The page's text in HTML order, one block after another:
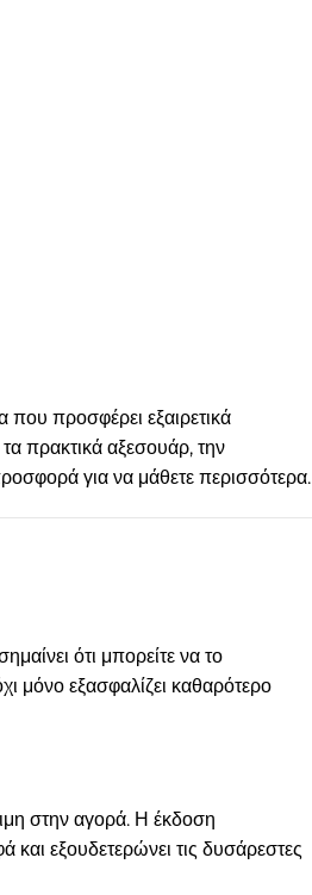
προσφέρει εξαιρετικά
πρακτικά αξεσουάρ, την
για να μάθετε περισσότερα.
ότι μπορείτε να το
μόνο εξασφαλίζει καθαρότερο
στην αγορά. Η έκδοση
εξουδετερώνει τις δυσάρεστες